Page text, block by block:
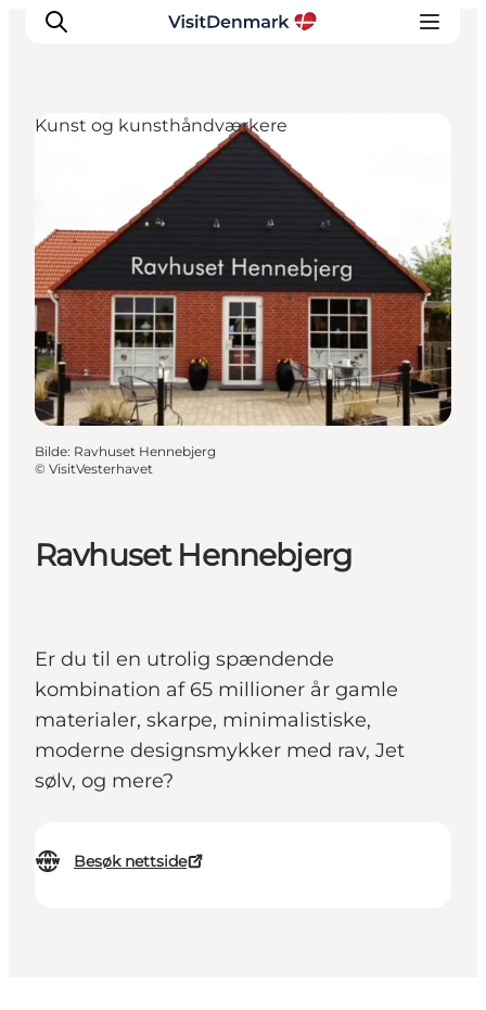
Inspirasjon
Reisemål
Aktiviteter
Overnatting
Planlegg reisen
Ravhuset Hennebjerg
Er du til en utrolig spændende
kombination af 65 millioner år gamle
materialer, skarpe, minimalistiske,
moderne designsmykker med rav, Jet
sølv, og mere?
Besøk nettside
Kunst og kunsthåndværkere
Bilde: Ravhuset Hennebjerg
© VisitVesterhavet